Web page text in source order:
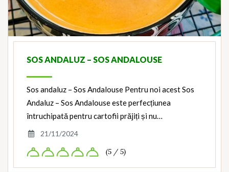
SOS ANDALUZ – SOS ANDALOUSE
Sos andaluz – Sos Andalouse Pentru noi acest Sos
Andaluz – Sos Andalouse este perfecțiunea
întruchipată pentru cartofii prăjiți și nu…
21/11/2024
(5 / 5)